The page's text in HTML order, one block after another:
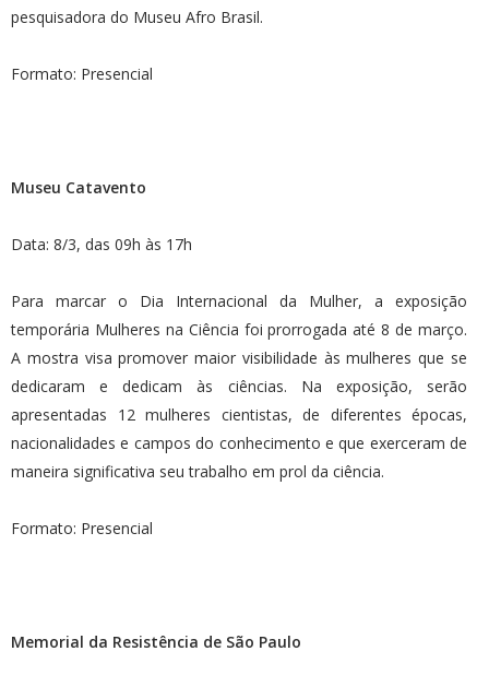
pesquisadora do Museu Afro Brasil.
Formato: Presencial
Museu Catavento
Data: 8/3, das 09h às 17h
Para marcar o Dia Internacional da Mulher, a exposição
temporária Mulheres na Ciência foi prorrogada até 8 de março.
A mostra visa promover maior visibilidade às mulheres que se
dedicaram e dedicam às ciências. Na exposição, serão
apresentadas 12 mulheres cientistas, de diferentes épocas,
nacionalidades e campos do conhecimento e que exerceram de
maneira significativa seu trabalho em prol da ciência.
Formato: Presencial
Memorial da Resistência de São Paulo